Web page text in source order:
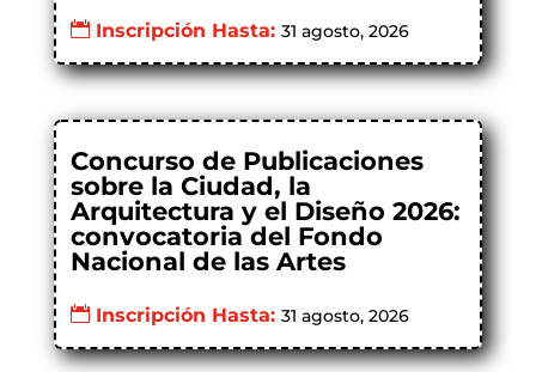
Inscripción Hasta: 31 agosto, 2026
Concurso de Publicaciones
sobre la Ciudad, la
Arquitectura y el Diseño 2026:
convocatoria del Fondo
Nacional de las Artes
Inscripción Hasta: 31 agosto, 2026